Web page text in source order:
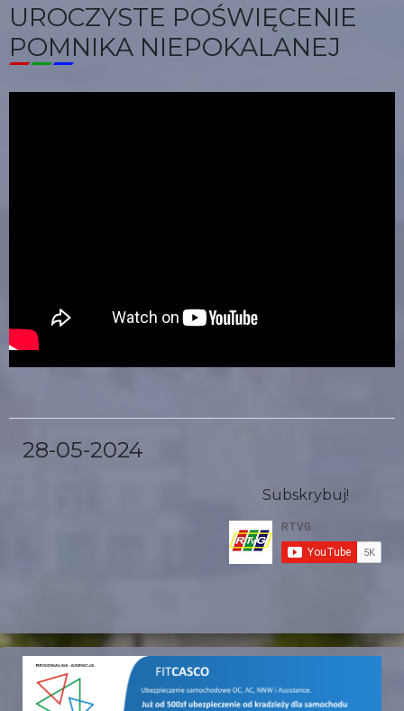
UROCZYSTE POŚWIĘCENIE
POMNIKA NIEPOKALANEJ
28-05-2024
Subskrybuj!